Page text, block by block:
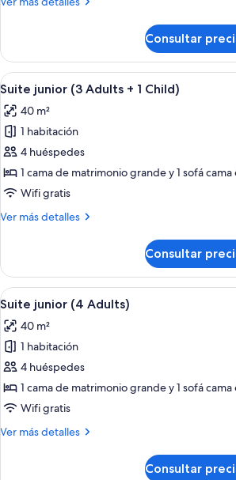
Adults)
junior
(3
Adults)
Consultar
Abrir
todas
las
fotos
de
Suite
junior
Adults
Child)
Una cama
3
Suite junior (3 Adults + 1 Child)
40 m²
1 habitación
4 huéspedes
1 cama de matrimonio grande y 1 sofá
Wifi gratis
Ver más detalles
Más
junior
(3
Adults
Child)
Consultar
Abrir
todas
las
fotos
de
Suite
junior
Adults)
Una cama
6
Suite junior (4 Adults)
40 m²
1 habitación
4 huéspedes
1 cama de matrimonio grande y 1 sofá
Wifi gratis
Ver más detalles
Más
Consultar